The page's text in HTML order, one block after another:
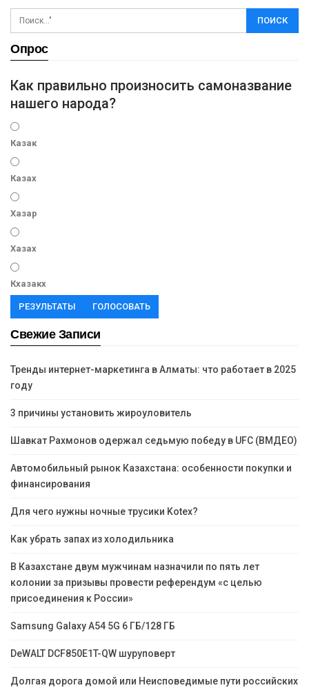
Опрос
Как правильно произносить самоназвание
нашего народа?
Казак
Казах
Хазар
Хазах
Кхазакх
РЕЗУЛЬТАТЫ ГОЛОСОВАТЬ
Свежие Записи
Тренды интернет-маркетинга в Алматы: что работает в 2025
году
3 причины установить жироуловитель
Шавкат Рахмонов одержал седьмую победу в UFC (ВМДЕО)
Автомобильный рынок Казахстана: особенности покупки и
финансирования
Для чего нужны ночные трусики Kotex?
Как убрать запах из холодильника
В Казахстане двум мужчинам назначили по пять лет
колонии за призывы провести референдум «с целью
присоединения к России»
Samsung Galaxy A54 5G 6 ГБ/128 ГБ
DeWALT DCF850E1T-QW шуруповерт
Долгая дорога домой или Неисповедимые пути российских